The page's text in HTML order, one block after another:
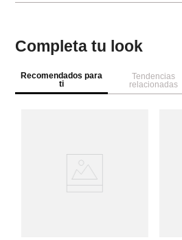
Completa tu look
Recomendados para
ti
Tendencias
relacionadas